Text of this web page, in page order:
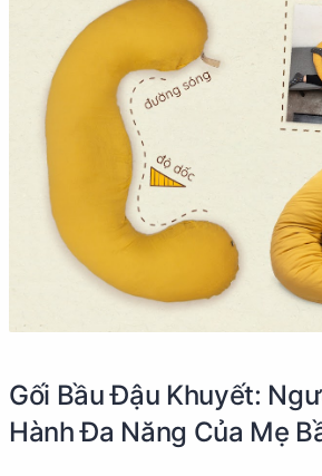
Gối Bầu Đậu Khuyết:
Hành Đa Năng Của Mẹ